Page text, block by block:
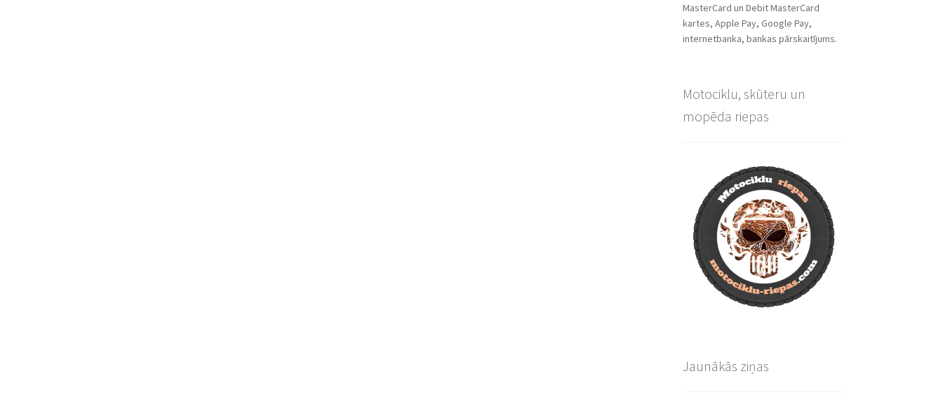
MasterCard un Debit MasterCard
kartes, Apple Pay, Google Pay,
internetbanka, bankas pārskaitījums.
Motociklu, skūteru un
mopēda riepas
Jaunākās ziņas